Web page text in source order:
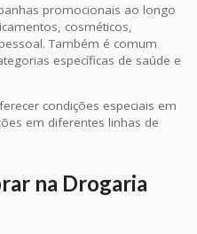
promocionais ao longo
cosméticos,
Também é comum
específicas de saúde e
condições especiais em
em diferentes linhas de
na Drogaria